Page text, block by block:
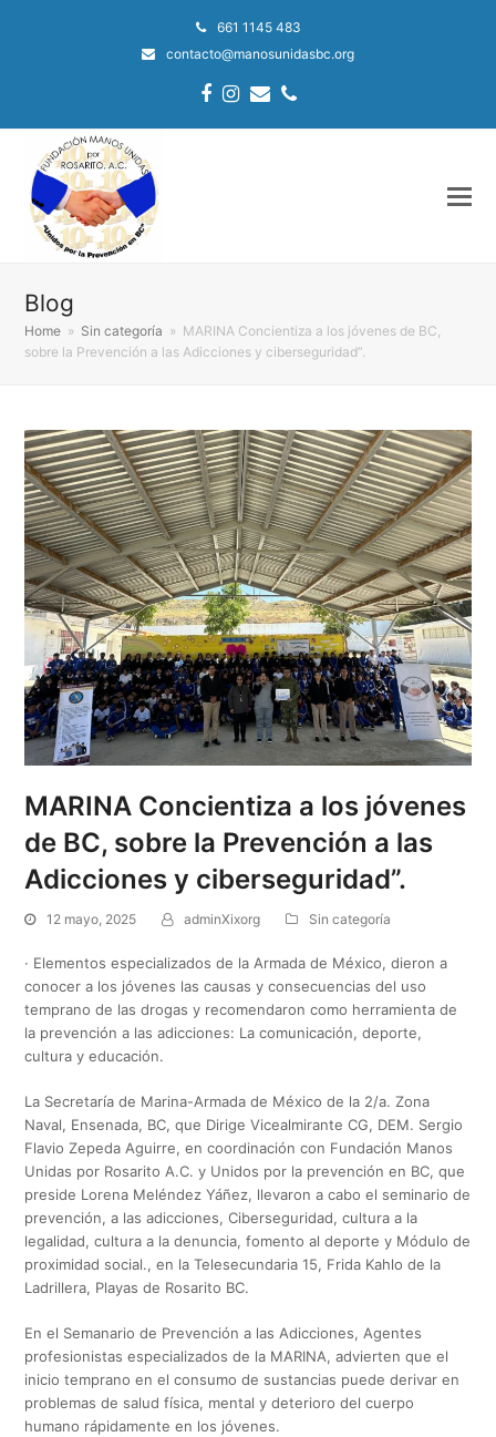
661 1145 483
contacto@manosunidasbc.org
Facebook
Instagram
EmailPhone
Blog
Home » Sin categoría » MARINA Concientiza a los jóvenes de BC,
sobre la Prevención a las Adicciones y ciberseguridad”.
MARINA Concientiza a los jóvenes
de BC, sobre la Prevención a las
Adicciones y ciberseguridad”.
12 mayo, 2025 adminXixorg Sin categoría
· Elementos especializados de la Armada de México, dieron a
conocer a los jóvenes las causas y consecuencias del uso
temprano de las drogas y recomendaron como herramienta de
la prevención a las adicciones: La comunicación, deporte,
cultura y educación.
La Secretaría de Marina-Armada de México de la 2/a. Zona
Naval, Ensenada, BC, que Dirige Vicealmirante CG, DEM. Sergio
Flavio Zepeda Aguirre, en coordinación con Fundación Manos
Unidas por Rosarito A.C. y Unidos por la prevención en BC, que
preside Lorena Meléndez Yáñez, llevaron a cabo el seminario de
prevención, a las adicciones, Ciberseguridad, cultura a la
legalidad, cultura a la denuncia, fomento al deporte y Módulo de
proximidad social., en la Telesecundaria 15, Frida Kahlo de la
Ladrillera, Playas de Rosarito BC.
En el Semanario de Prevención a las Adicciones, Agentes
profesionistas especializados de la MARINA, advierten que el
inicio temprano en el consumo de sustancias puede derivar en
problemas de salud física, mental y deterioro del cuerpo
humano rápidamente en los jóvenes.